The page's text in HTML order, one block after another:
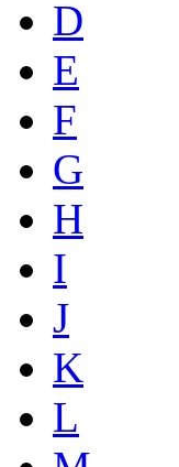
D
E
F
G
H
I
J
K
L